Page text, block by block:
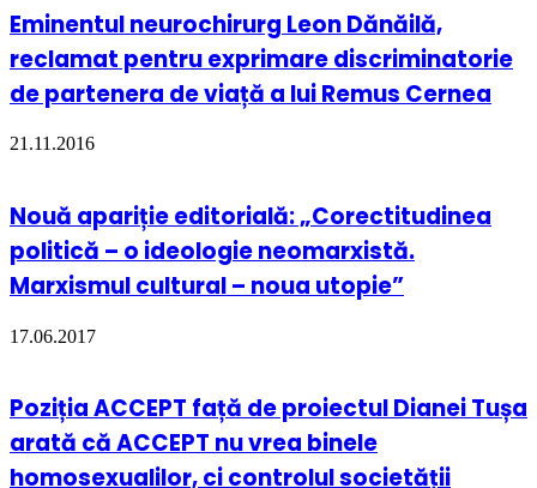
Eminentul neurochirurg Leon Dănăilă,
reclamat pentru exprimare discriminatorie
de partenera de viață a lui Remus Cernea
21.11.2016
Nouă apariție editorială: „Corectitudinea
politică – o ideologie neomarxistă.
Marxismul cultural – noua utopie”
17.06.2017
Poziția ACCEPT față de proiectul Dianei Tușa
arată că ACCEPT nu vrea binele
homosexualilor, ci controlul societății